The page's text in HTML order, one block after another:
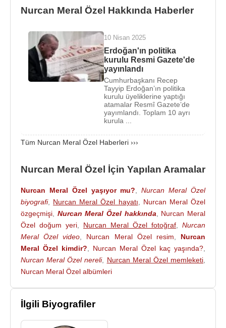
Ege Denizi veKaradeniz 'e
Tsunami
Merkezi'nin kurulmasına öncülük etti.
Birleşmiş Milletler(BM)NükleerSilahların
Yasaklanması" organizasyonunda 184 devlet
tarafından göreve seçilen Özel, bu doğrultuda 98
ülkede konuşlanmış 4 ayrı yüksek teknolojiyi içeren
Uluslararası İzleme Ağı'nın 8 yıl boyunca yönetimini
2014 – 2022 yılları arasındanükleersilahlardan
arınmış bir dünyanın tesis edilmesine ve örgütün
sağlamış olduğu önemli katkılarından dolayı,
’nın prestijli devlet nişanı “Altın
Işıklar, Yükselen Güneş Nişanı ve Boyun Bağı"na
layık görüldü.
Dünyanın çeşitli yerlerinde çok boyutlu bilimsel
teknolojik projeler ile idari sorumluluklar
üstlenmesi, Özel'in yüksek teknolojilerle doğa
teknolojik ve bilimsel olarak iyileştirilmesi ve
Nurcan Meral Özel Hakkında Haberler
10 Nisan 2025
Erdoğan'ın politika
kurulu Resmi Gazete'de
yayınlandı
Cumhurbaşkanı Recep
Tayyip Erdoğan’ın politika
kurulu üyeliklerine yaptığı
atamalar Resmî Gazete’de
yayımlandı. Toplam 10 ayrı
kurula ...
Tüm Nurcan Meral Özel Haberleri ›››
Nurcan Meral Özel İçin Yapılan Aramalar
Nurcan Meral Özel yaşıyor mu? ,Nurcan Meral Özel
biyografi, Nurcan Meral Özel hayatı
Nurcan Meral Özel
özgeçmişi
Nurcan Meral Özel hakkında
Nurcan Meral
Özel doğum yeri
Nurcan Meral Özel fotoğraf
Nurcan
Meral Özel video
Nurcan Meral Özel resim
Nurcan
Meral Özel kimdir?
Nurcan Meral Özel kaç yaşında?
Nurcan Meral Özel nereli, Nurcan Meral Özel memleketi
Nurcan Meral Özel albümleri
İlgili Biyografiler